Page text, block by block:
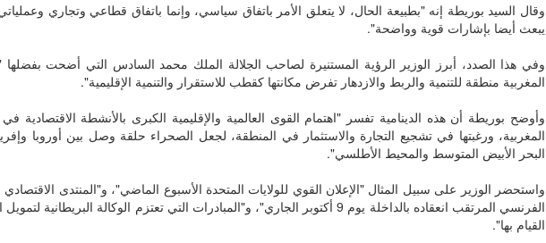
وقال السيد بوريطة إنه "بطبيعة الحال، لا يتعلق الأمر باتفاق سياسي، وإنما باتفاق قطاعي وتجاري
يبعث أيضا بإشارات قوية وواضحة".
وفي هذا الصدد، أبرز الوزير الرؤية المستنيرة لصاحب الجلالة الملك محمد السادس التي أضحت بفضلها
المغربية منطقة للتنمية والربط والازدهار تفرض مكانتها كقطب للاستقرار والتنمية الإقليمية".
وأوضح بوريطة أن هذه الدينامية تفسر "اهتمام القوى العالمية والإقليمية الكبرى بالأنشطة الاقتصادية
المغربية، ورغبتها في تشجيع التجارة والاستثمار في المنطقة، لجعل الصحراء حلقة وصل بين أوروبا
البحر الأبيض المتوسط والمحيط الأطلسي".
واستحضر الوزير على سبيل المثال "الإعلان القوي للولايات المتحدة الأسبوع الماضي"، و"المنتدى
الفرنسي المرتقب انعقاده بالداخلة يوم 9 أكتوبر الجاري"، و"المبادرات التي تعتزم الوكالة البريطانية
القيام بها".